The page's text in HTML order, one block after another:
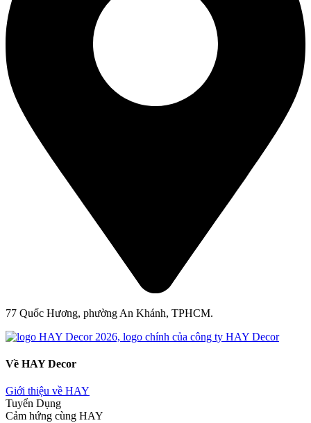
77 Quốc Hương, phường An Khánh, TPHCM.
Về HAY Decor
Giới thiệu về HAY
Tuyển Dụng
Cảm hứng cùng HAY